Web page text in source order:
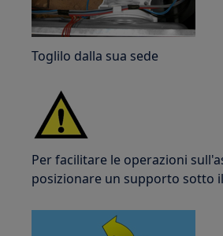
Toglilo dalla sua sede
Per facilitare le operazioni
posizionare un supporto sotto